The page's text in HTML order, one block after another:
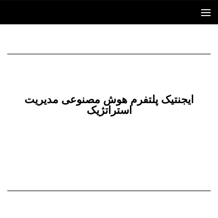
ایجنتیک پلتفرم هوش مصنوعی مدیریت
استراتژیک